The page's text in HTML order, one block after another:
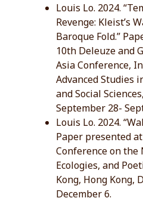
Louis Lo. 2024.
Revenge: Kleist’s
Baroque Fold.”
10th Deleuze and
Asia Conference,
Advanced Studies
and Social
September 28-
Louis Lo. 2024.
Paper presented
Conference on the
Ecologies, and
Kong, Hong Kong,
December 6.